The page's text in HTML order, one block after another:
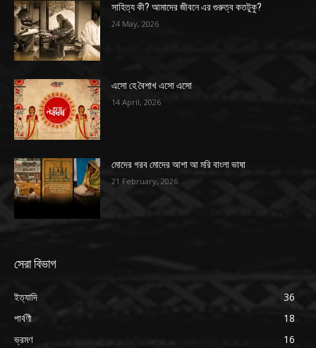
সাহিত্য কী? আমাদের জীবনে এর গুরুত্ব কতটুকু?
24 May, 2026
এসো হে বৈশাখ এসো এসো
14 April, 2026
মোদের গরব মোদের আশা আ মরি বাংলা ভাষা
21 February, 2026
সেরা বিভাগ
ইত্যাদি
36
পার্বণী
18
ভ্রমণ
16